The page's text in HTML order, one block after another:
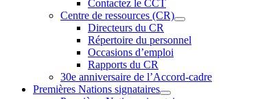
Contactez le CCT
Centre de ressources (CR)
Directeurs du CR
Répertoire du personnel
Occasions d’emploi
Rapports du CR
30e anniversaire de l’Accord-cadre
Premières Nations signataires